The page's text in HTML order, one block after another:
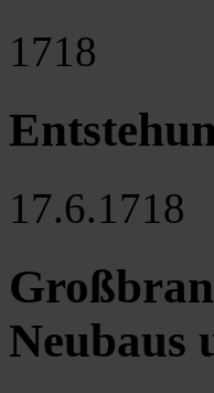
1718
17.6.1718
Neubaus